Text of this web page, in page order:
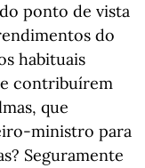
ponto de vista
do
habituais
contribuírem
que
ministro para
Seguramente